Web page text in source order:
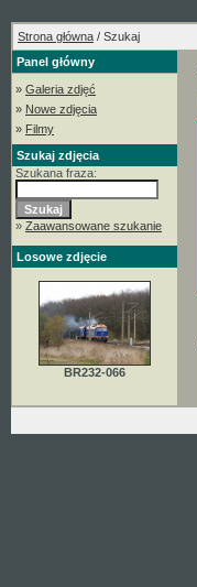
Strona główna / Szukaj
Panel główny
» Galeria zdjęć
» Nowe zdjęcia
» Filmy
Szukaj zdjęcia
Szukana fraza:
» Zaawansowane szukanie
Losowe zdjęcie
BR232-066